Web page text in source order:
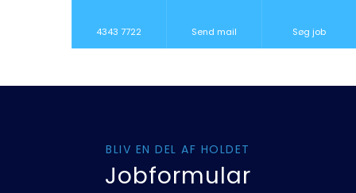
4343 7722 Send mail Søg job
BLIV EN DEL AF HOLDET
Jobformular